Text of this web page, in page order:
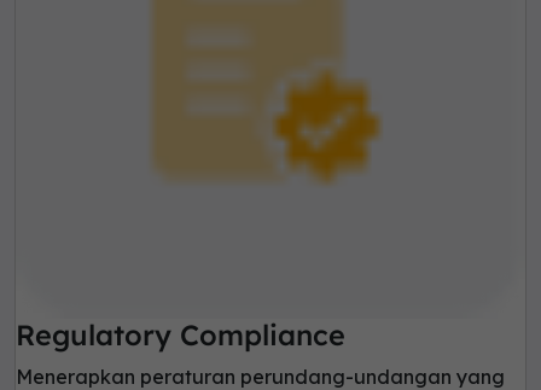
Regulatory Compliance
Menerapkan peraturan perundang-undangan yang